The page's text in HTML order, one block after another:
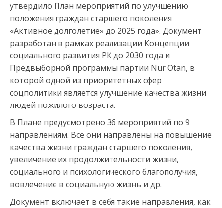
утвердило План мероприятий по улучшению
положения граждан старшего поколения
«Активное долголетие» до 2025 года». Документ
разработан в рамках реализации Концепции
социального развития РК до 2030 года и
Предвыборной программы партии Nur Otan, в
которой одной из приоритетных сфер
соцполитики является улучшение качества жизни
людей пожилого возраста.
В Плане предусмотрено 36 мероприятий по 9
направлениям. Все они направлены на повышение
качества жизни граждан старшего поколения,
увеличение их продолжительности жизни,
социального и психологического благополучия,
вовлечение в социальную жизнь и др.
Документ включает в себя такие направления, как